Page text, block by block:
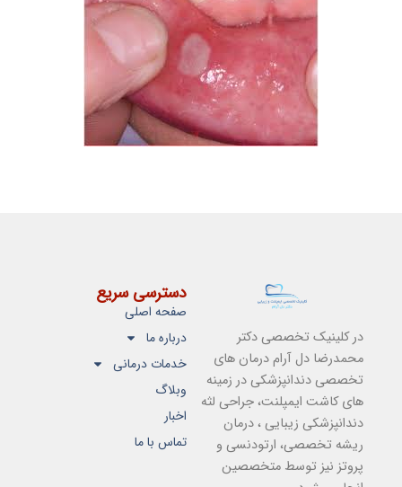
در کلینیک تخصصی دکتر
محمدرضا دل آرام درمان های
تخصصی دندانپزشکی در زمینه
های کاشت ایمپلنت، جراحی لثه
دندانپزشکی زیبایی ، درمان
ریشه تخصصی، ارتودنسی و
پروتز نیز توسط متخصصین
دسترسی سریع
صفحه اصلی
درباره ما
خدمات درمانی
وبلاگ
اخبار
تماس با ما